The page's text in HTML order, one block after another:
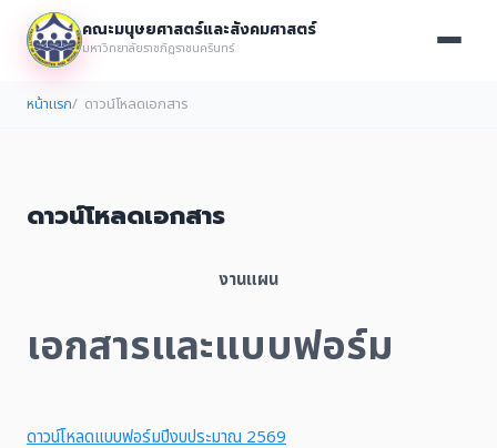
คณะมนุษยศาสตร์และสังคมศาสตร์
มหาวิทยาลัยราชภัฏราชนครินทร์
หน้าแรก ดาวน์โหลดเอกสาร
ดาวน์โหลดเอกสาร
งานแผน
เอกสารและแบบฟอร์ม
ดาวน์โหลดแบบฟอร์มปีงบประมาณ 2569